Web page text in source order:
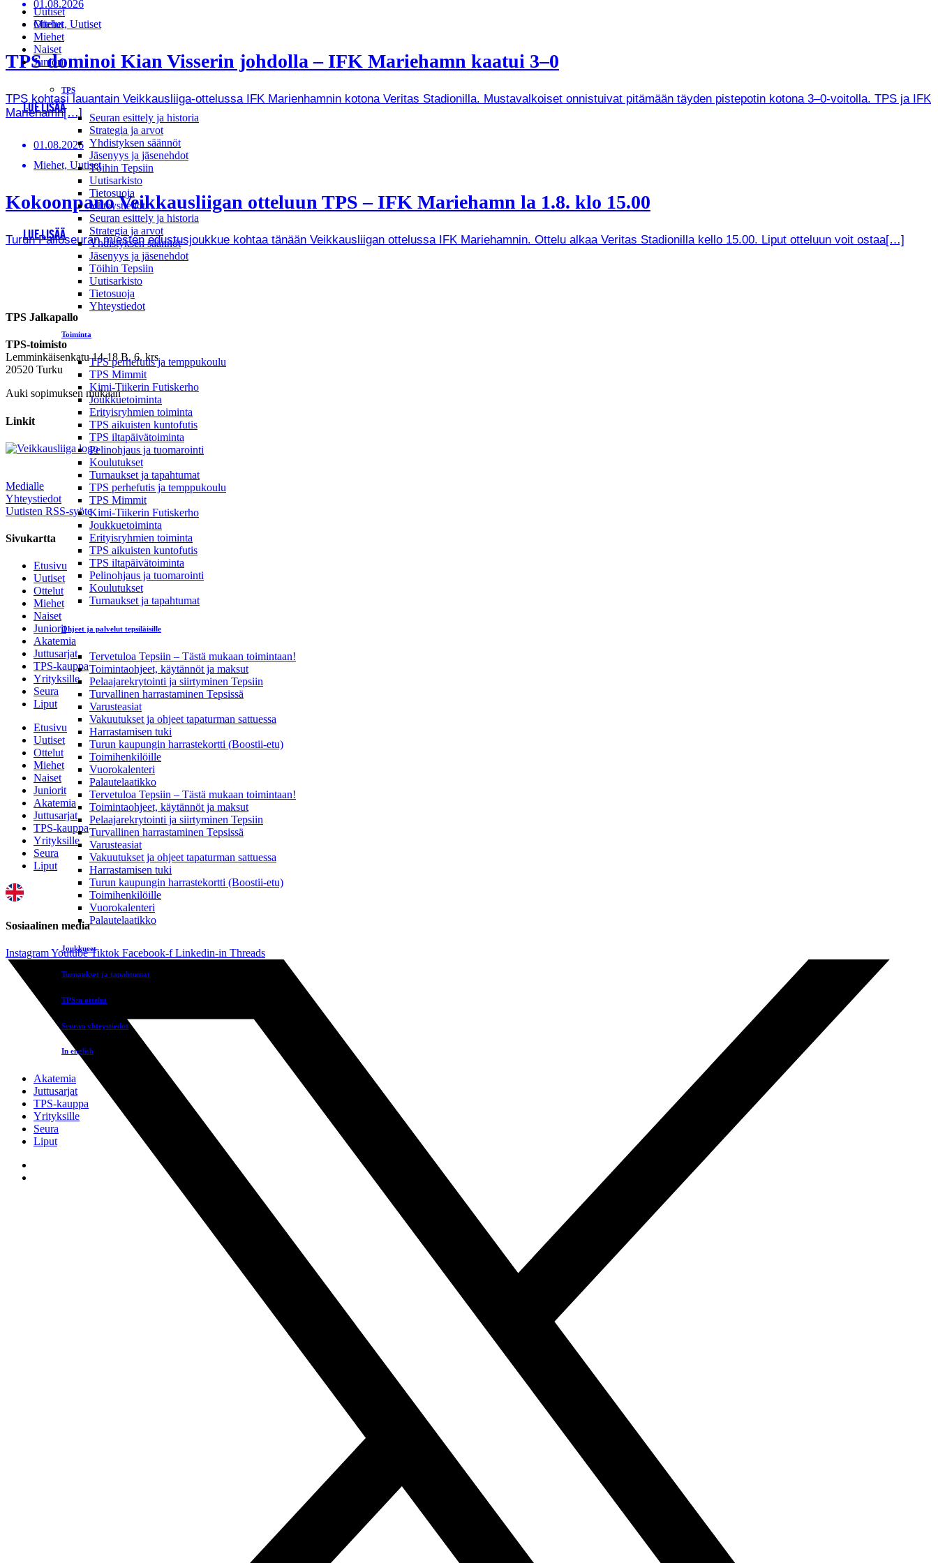
Uutiset
Ottelut
Miehet
Naiset
Juniorit
TPS
Seuran esittely ja historia
Strategia ja arvot
Yhdistyksen säännöt
Jäsenyys ja jäsenehdot
Töihin Tepsiin
Uutisarkisto
Tietosuoja
Yhteystiedot
Seuran esittely ja historia
Strategia ja arvot
Yhdistyksen säännöt
Jäsenyys ja jäsenehdot
Töihin Tepsiin
Uutisarkisto
Tietosuoja
Yhteystiedot
Toiminta
TPS perhefutis ja temppukoulu
TPS Mimmit
Kimi-Tiikerin Futiskerho
Joukkuetoiminta
Erityisryhmien toiminta
TPS aikuisten kuntofutis
TPS iltapäivätoiminta
Pelinohjaus ja tuomarointi
Koulutukset
Turnaukset ja tapahtumat
TPS perhefutis ja temppukoulu
TPS Mimmit
Kimi-Tiikerin Futiskerho
Joukkuetoiminta
Erityisryhmien toiminta
TPS aikuisten kuntofutis
TPS iltapäivätoiminta
Pelinohjaus ja tuomarointi
Koulutukset
Turnaukset ja tapahtumat
Ohjeet ja palvelut tepsiläisille
Tervetuloa Tepsiin – Tästä mukaan toimintaan!
Toimintaohjeet, käytännöt ja maksut
Pelaajarekrytointi ja siirtyminen Tepsiin
Turvallinen harrastaminen Tepsissä
Varusteasiat
Vakuutukset ja ohjeet tapaturman sattuessa
Harrastamisen tuki
Turun kaupungin harrastekortti (Boostii-etu)
Toimihenkilöille
Vuorokalenteri
Palautelaatikko
Tervetuloa Tepsiin – Tästä mukaan toimintaan!
Toimintaohjeet, käytännöt ja maksut
Pelaajarekrytointi ja siirtyminen Tepsiin
Turvallinen harrastaminen Tepsissä
Varusteasiat
Vakuutukset ja ohjeet tapaturman sattuessa
Harrastamisen tuki
Turun kaupungin harrastekortti (Boostii-etu)
Toimihenkilöille
Vuorokalenteri
Palautelaatikko
Joukkueet
Turnaukset ja tapahtumat
TPS:n ottelut
Seuran yhteystiedot
In english
Akatemia
Juttusarjat
TPS-kauppa
Yrityksille
Seura
Liput
01.08.2026
Miehet, Uutiset
TPS dominoi Kian Visserin johdolla – IFK Mariehamn kaatui 3–0
TPS kohtasi lauantain Veikkausliiga-ottelussa IFK Marienhamnin kotona Veritas Stadionilla. Mustavalkoiset onnistuivat pitämään täyden pistepotin kotona 3–0-voitolla. TPS ja IFK
Mariehamn[…]
LUE LISÄÄ
01.08.2026
Miehet, Uutiset
Kokoonpano Veikkausliigan otteluun TPS – IFK Mariehamn la 1.8. klo 15.00
Turun Palloseuran miesten edustusjoukkue kohtaa tänään Veikkausliigan ottelussa IFK Mariehamnin. Ottelu alkaa Veritas Stadionilla kello 15.00. Liput otteluun voit ostaa[…]
LUE LISÄÄ
TPS Jalkapallo
TPS-toimisto
Lemminkäisenkatu 14-18 B, 6. krs
20520 Turku
Auki sopimuksen mukaan
Linkit
Medialle
Yhteystiedot
Uutisten RSS-syöte
Sivukartta
Etusivu
Uutiset
Ottelut
Miehet
Naiset
Juniorit
Akatemia
Juttusarjat
TPS-kauppa
Yrityksille
Seura
Liput
Etusivu
Uutiset
Ottelut
Miehet
Naiset
Juniorit
Akatemia
Juttusarjat
TPS-kauppa
Yrityksille
Seura
Liput
Sosiaalinen media
InstagramYoutube Tiktok Facebook-f Linkedin-in Threads